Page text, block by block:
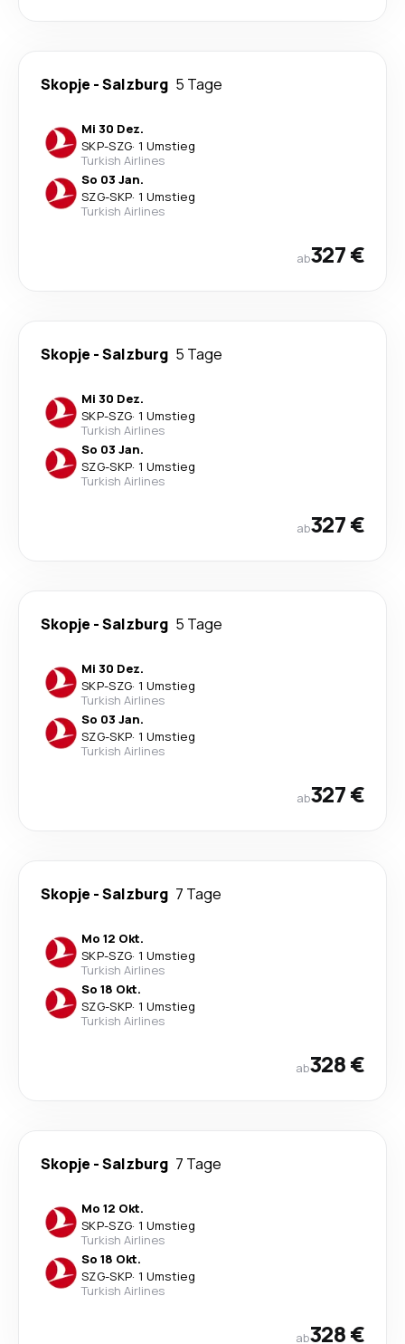
Skopje -Salzburg 5 Tage
Mi 30 Dez.
SKP-SZG· 1 Umstieg
Turkish Airlines
So 03 Jan.
SZG-SKP· 1 Umstieg
Turkish Airlines
ab327 €
Skopje -Salzburg 5 Tage
Mi 30 Dez.
SKP-SZG· 1 Umstieg
Turkish Airlines
So 03 Jan.
SZG-SKP· 1 Umstieg
Turkish Airlines
ab327 €
Skopje -Salzburg 5 Tage
Mi 30 Dez.
SKP-SZG· 1 Umstieg
Turkish Airlines
So 03 Jan.
SZG-SKP· 1 Umstieg
Turkish Airlines
ab327 €
Skopje -Salzburg 7 Tage
Mo 12 Okt.
SKP-SZG· 1 Umstieg
Turkish Airlines
So 18 Okt.
SZG-SKP· 1 Umstieg
Turkish Airlines
ab328 €
Skopje -Salzburg 7 Tage
Mo 12 Okt.
SKP-SZG· 1 Umstieg
Turkish Airlines
So 18 Okt.
SZG-SKP· 1 Umstieg
Turkish Airlines
ab328 €